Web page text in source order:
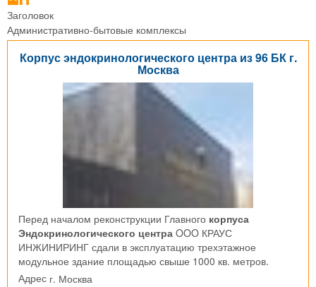
Заголовок
Административно-бытовые комплексы
Корпус эндокринологического центра из 96 БК г.
Москва
Перед началом реконструкции Главного корпуса
Эндокринологического центра OOO КРАУС
ИНЖИНИРИНГ сдали в эксплуатацию трехэтажное
модульное здание площадью свыше 1000 кв. метров.
Адрес г. Москва